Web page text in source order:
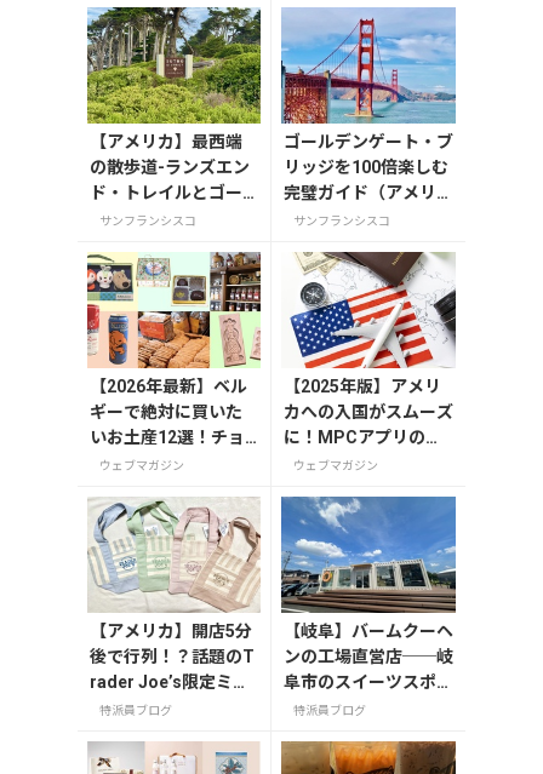
【アメリカ】最西端
の散歩道-ランズエン
ド・トレイルとゴー
ルデンゲートブリッ
サンフランシスコ
ゴールデンゲート・ブ
リッジを100倍楽しむ
完璧ガイド（アメリ
カ・サンフランシス
サンフランシスコ
【2026年最新】ベル
ギーで絶対に買いた
いお土産12選！チョ
コレートやビール・
ウェブマガジン
【2025年版】アメリ
カへの入国がスムーズ
に！MPCアプリの登
録方法や使い方を解説
ウェブマガジン
【アメリカ】開店5分
後で行列！？話題のT
rader Joe’s限定ミニ
トート発売日レポ
特派員ブログ
【岐阜】バームクーヘ
ンの工場直営店──岐
阜市のスイーツスポッ
ト「FLEUR（フルー
特派員ブログ